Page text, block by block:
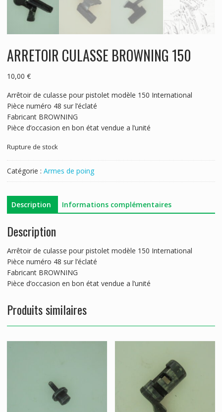
ARRETOIR CULASSE BROWNING 150
10,00 €
Arrêtoir de culasse pour pistolet modèle 150 International
Pièce numéro 48 sur l’éclaté
Fabricant BROWNING
Pièce d’occasion en bon état vendue a l’unité
Rupture de stock
Catégorie : Armes de poing
Description Informations complémentaires
Description
Arrêtoir de culasse pour pistolet modèle 150 International
Pièce numéro 48 sur l’éclaté
Fabricant BROWNING
Pièce d’occasion en bon état vendue a l’unité
Produits similaires